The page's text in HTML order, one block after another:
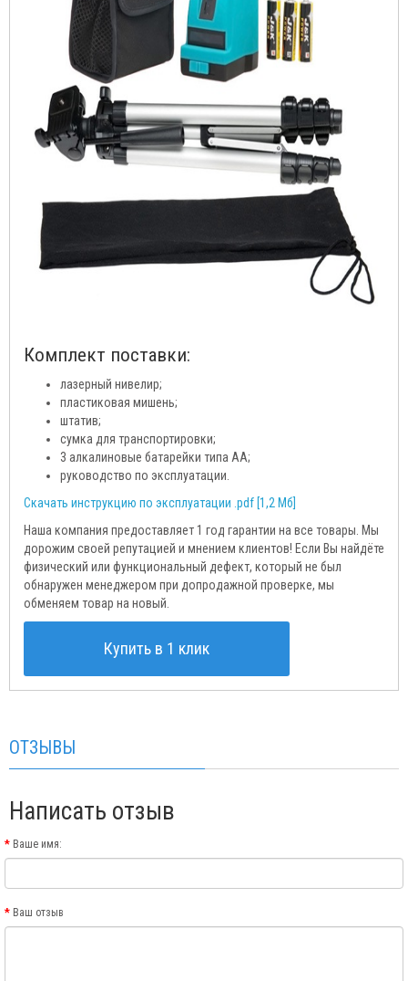
Комплект поставки:
лазерный нивелир;
пластиковая мишень;
штатив;
сумка для транспортировки;
3 алкалиновые батарейки типа АА;
руководство по эксплуатации.
Скачать инструкцию по эксплуатации .pdf [1,2 Мб]
Наша компания предоставляет 1 год гарантии на все товары. Мы
дорожим своей репутацией и мнением клиентов! Если Вы найдёте
физический или функциональный дефект, который не был
обнаружен менеджером при допродажной проверке, мы
обменяем товар на новый.
Купить в 1 клик
ОТЗЫВЫ
Написать отзыв
Ваше имя:
Ваш отзыв